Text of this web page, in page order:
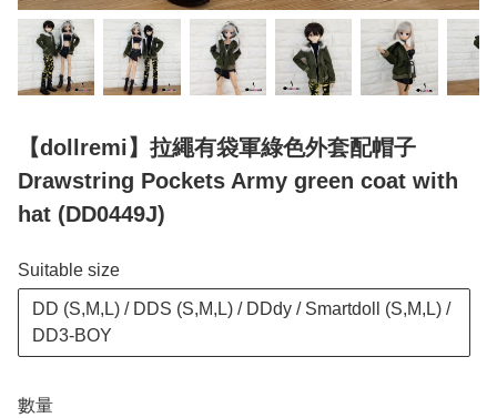
【dollremi】拉繩有袋軍綠色外套配帽子
Drawstring Pockets Army green coat with
hat (DD0449J)
Suitable size
DD (S,M,L) / DDS (S,M,L) / DDdy / Smartdoll (S,M,L) /
DD3-BOY
數量